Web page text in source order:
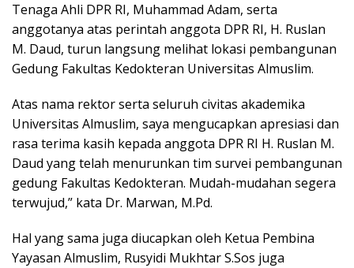
Tenaga Ahli DPR RI, Muhammad Adam, serta
anggotanya atas perintah anggota DPR RI, H. Ruslan
M. Daud, turun langsung melihat lokasi pembangunan
Gedung Fakultas Kedokteran Universitas Almuslim.
Atas nama rektor serta seluruh civitas akademika
Universitas Almuslim, saya mengucapkan apresiasi dan
rasa terima kasih kepada anggota DPR RI H. Ruslan M.
Daud yang telah menurunkan tim survei pembangunan
gedung Fakultas Kedokteran. Mudah-mudahan segera
terwujud,” kata Dr. Marwan, M.Pd.
Hal yang sama juga diucapkan oleh Ketua Pembina
Yayasan Almuslim, Rusyidi Mukhtar S.Sos juga